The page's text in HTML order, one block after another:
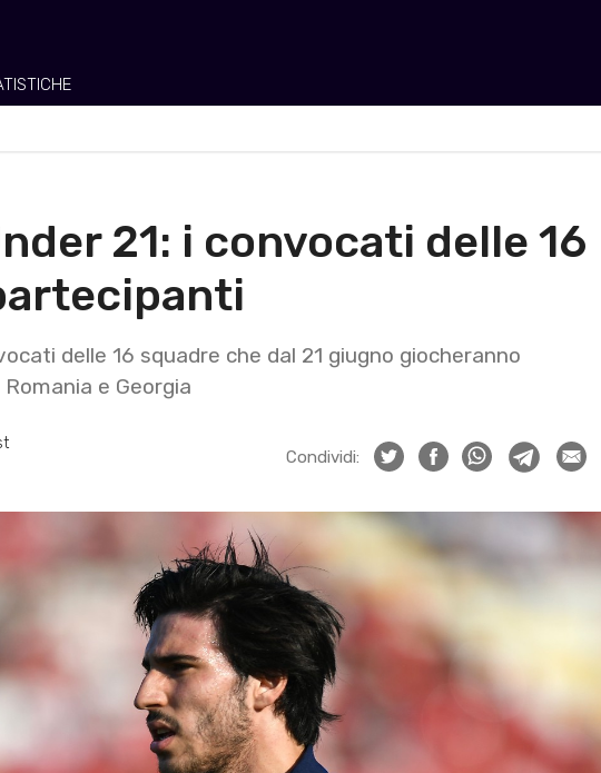
21: i convocati delle 16
delle 16 squadre che dal 21 giugno giocheranno
Romania e Georgia
Condividi: